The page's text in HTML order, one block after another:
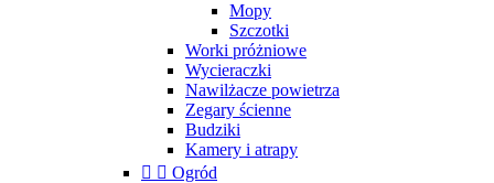
Mopy
Szczotki
Worki próżniowe
Wycieraczki
Nawilżacze powietrza
Zegary ścienne
Budziki
Kamery i atrapy
  Ogród